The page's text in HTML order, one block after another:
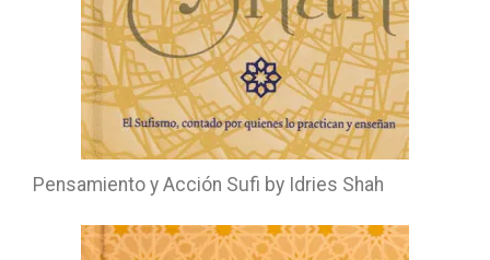
Pensamiento y Acción Sufi by Idries Shah